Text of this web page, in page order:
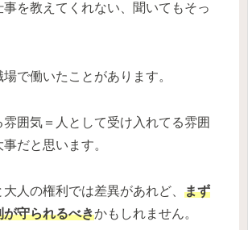
を教えてくれない、聞いてもそっ
で働いたことがあります。
雰囲気＝人として受け入れてる雰囲
だと思います。
人の権利では差異があれど、 まず
守られるべきかもしれません。